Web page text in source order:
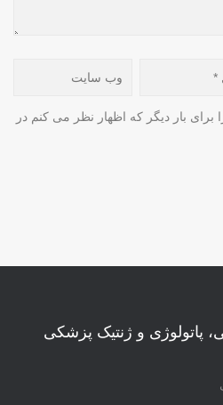
پاتولوژی و ژنتیک پزشکی